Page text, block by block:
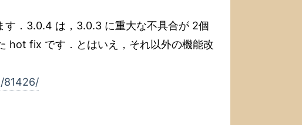
．3.0.4 は，3.0.3 に重大な不具合が 2個
hot fix です．とはいえ，それ以外の機能改
81426/